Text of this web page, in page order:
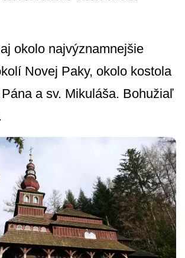
okolo najvýznamnejšie
Novej Paky, okolo kostola
a sv. Mikuláša. Bohužiaľ